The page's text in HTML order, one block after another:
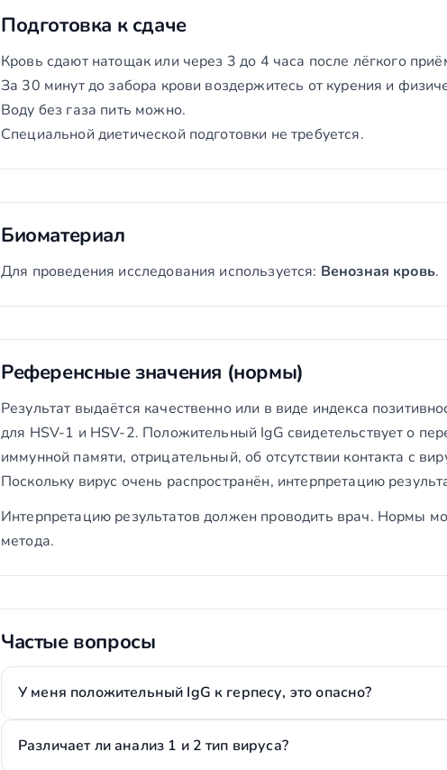
Подготовка к сдаче
Кровь сдают натощак или через 3 до 4 часа после лёгкого
За 30 минут до забора крови воздержитесь от курения и
Воду без газа пить можно.
Специальной диетической подготовки не требуется.
Биоматериал
Для проведения исследования используется: Венозная кровь.
Референсные значения (нормы)
Результат выдаётся качественно или в виде индекса
для HSV-1 и HSV-2. Положительный IgG свидетельствует о
иммунной памяти, отрицательный, об отсутствии контакта с
Поскольку вирус очень распространён, интерпретацию
Интерпретацию результатов должен проводить врач. Нормы
метода.
Частые вопросы
У меня положительный IgG к герпесу, это опасно?
Различает ли анализ 1 и 2 тип вируса?